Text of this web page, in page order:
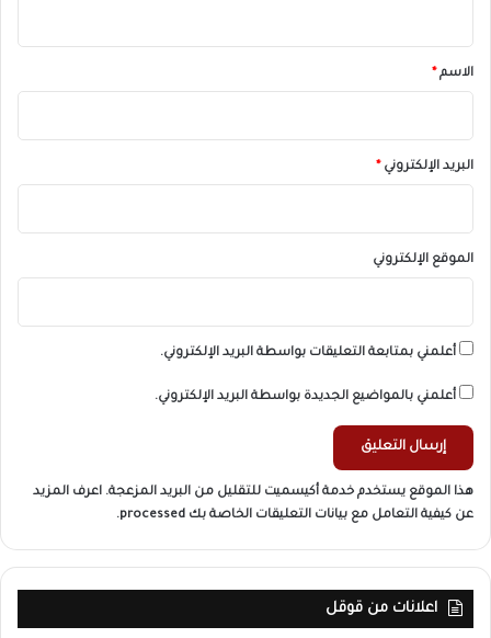
*الاسم*
البريد الإلكتروني*
الموقع الإلكتروني
أعلمني بمتابعة التعليقات بواسطة البريد الإلكتروني.
أعلمني بالمواضيع الجديدة بواسطة البريد الإلكتروني.
هذا الموقع يستخدم خدمة أكيسميت للتقليل من البريد المزعجة. اعرف المزيد
عن كيفية التعامل مع بيانات التعليقات الخاصة بك processed
.
اعلانات من قوقل